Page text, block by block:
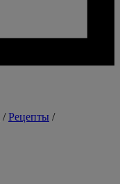
/Рецепты /